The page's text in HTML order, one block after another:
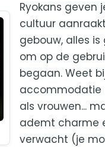
Ryokans geven
cultuur
gebouw, alles
om op de
begaan. Weet
accommodatie
als vrouwen...
ademt charme
verwacht (je